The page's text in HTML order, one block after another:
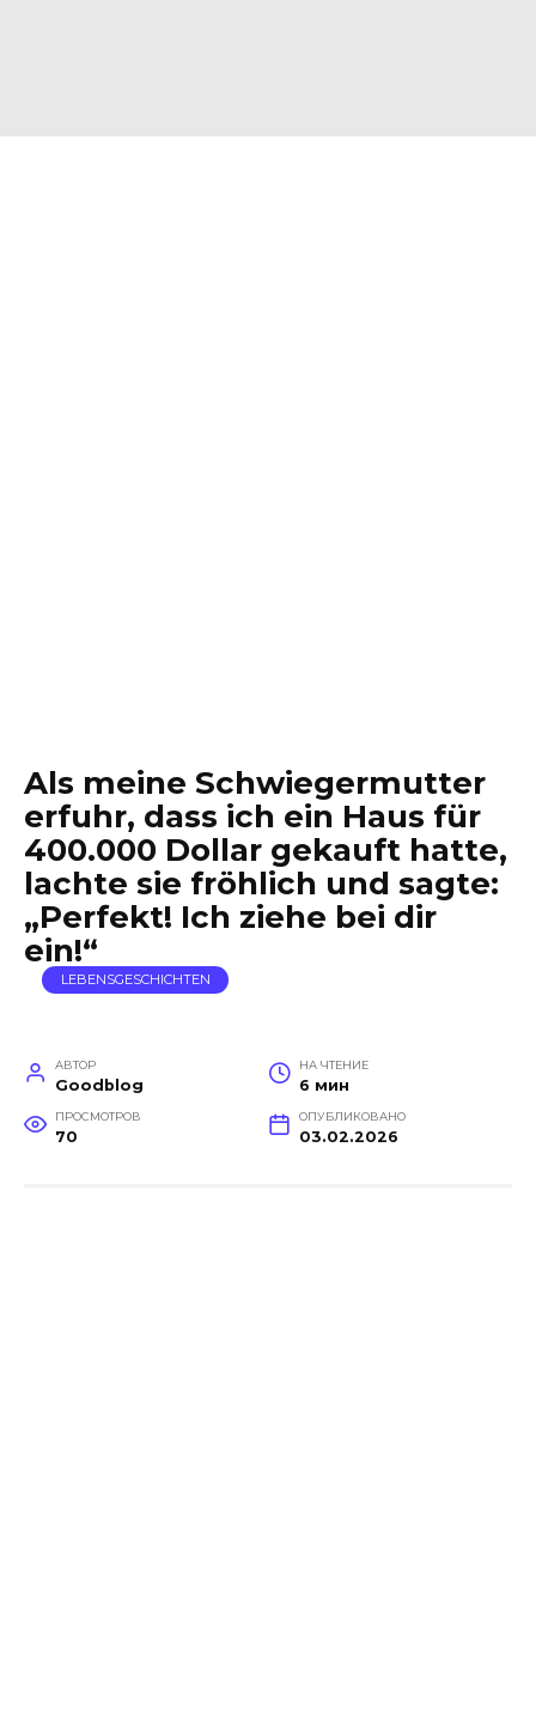
Als meine Schwiegermutter
erfuhr, dass ich ein Haus für
400.000 Dollar gekauft hatte,
lachte sie fröhlich und sagte:
„Perfekt! Ich ziehe bei dir
ein!“
LEBENSGESCHICHTEN
АВТОР
Goodblog
НА ЧТЕНИЕ
6 мин
ПРОСМОТРОВ
70
ОПУБЛИКОВАНО
03.02.2026